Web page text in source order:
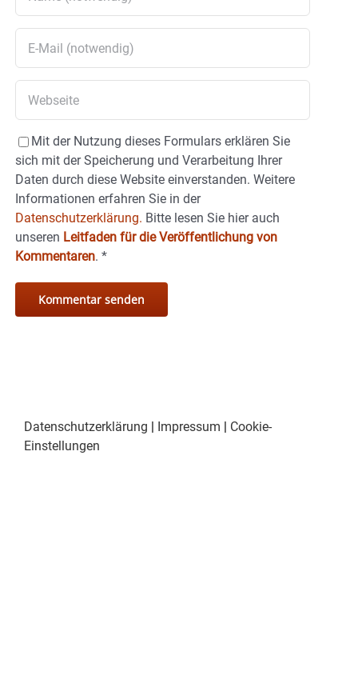
Mit der Nutzung dieses Formulars erklären Sie
sich mit der Speicherung und Verarbeitung Ihrer
Daten durch diese Website einverstanden. Weitere
Informationen erfahren Sie in der
Datenschutzerklärung. Bitte lesen Sie hier auch
unseren Leitfaden für die Veröffentlichung von
Kommentaren. *
Datenschutzerklärung | Impressum | Cookie-
Einstellungen